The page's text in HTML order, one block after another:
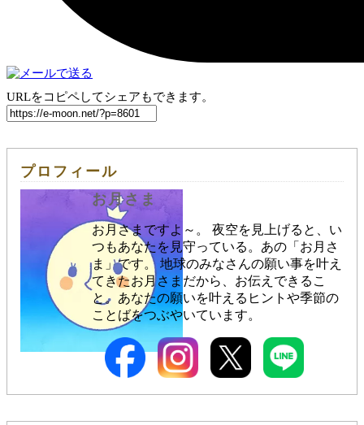
URLをコピペしてシェアもできます。
プロフィール
お月さま
お月さまですよ～。 夜空を見上げると、い
つもあなたを見守っている。あの「お月さ
ま」です。 地球のみなさんの願い事を叶え
てきたお月さまだから、お伝えできるこ
と。あなたの願いを叶えるヒントや季節の
ことばをつぶやいています。